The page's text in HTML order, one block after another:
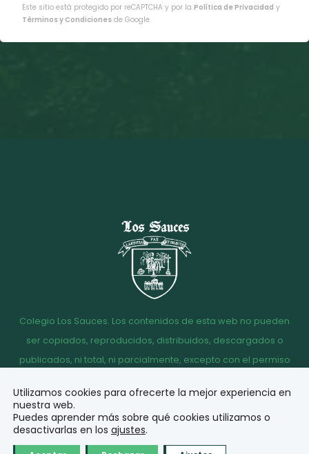
Este sitio está protegido por reCAPTCHA y por la Política de Privacidad y
Términos y Condiciones de Google.
Colegio Los Sauces. Los contenidos de esta web no pueden
ser copiados, reproducidos, distribuidos, descargados o
publicados, ni total, ni parcialmente, excepto con el permiso
Aviso
legal
Política de
Privacidad
Política de
Cookies
Acceso
Utilizamos cookies para ofrecerte la mejor experiencia en
nuestra web.
Puedes aprender más sobre qué cookies utilizamos o
desactivarlas en los ajustes.